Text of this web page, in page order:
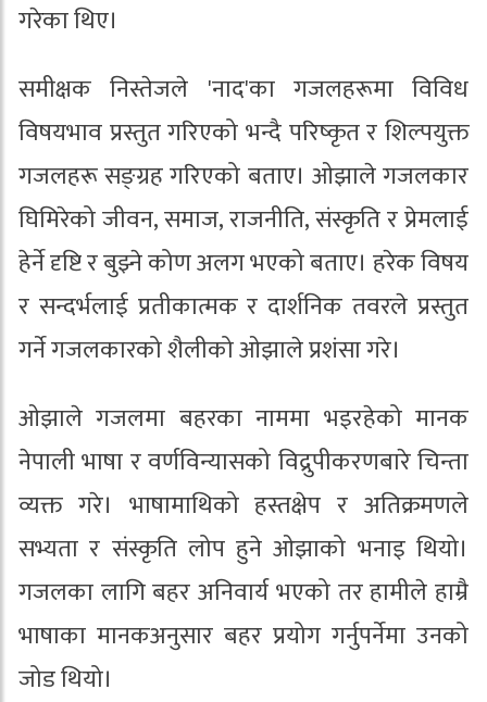
गरेका थिए।
समीक्षक निस्तेजले 'नाद'का गजलहरूमा विविध
विषयभाव प्रस्तुत गरिएको भन्दै परिष्कृत र शिल्पयुक्त
गजलहरू सङ्ग्रह गरिएको बताए। ओझाले गजलकार
घिमिरेको जीवन, समाज, राजनीति, संस्कृति र प्रेमलाई
हेर्ने दृष्टि र बुझ्ने कोण अलग भएको बताए। हरेक विषय
र सन्दर्भलाई प्रतीकात्मक र दार्शनिक तवरले प्रस्तुत
गर्ने गजलकारको शैलीको ओझाले प्रशंसा गरे।
ओझाले गजलमा बहरका नाममा भइरहेको मानक
नेपाली भाषा र वर्णविन्यासको विद्रुपीकरणबारे चिन्ता
व्यक्त गरे। भाषामाथिको हस्तक्षेप र अतिक्रमणले
सभ्यता र संस्कृति लोप हुने ओझाको भनाइ थियो।
गजलका लागि बहर अनिवार्य भएको तर हामीले हाम्रै
भाषाका मानकअनुसार बहर प्रयोग गर्नुपर्नेमा उनको
जोड थियो।